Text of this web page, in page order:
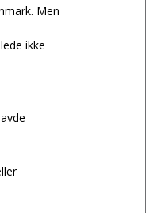
Men
ikke